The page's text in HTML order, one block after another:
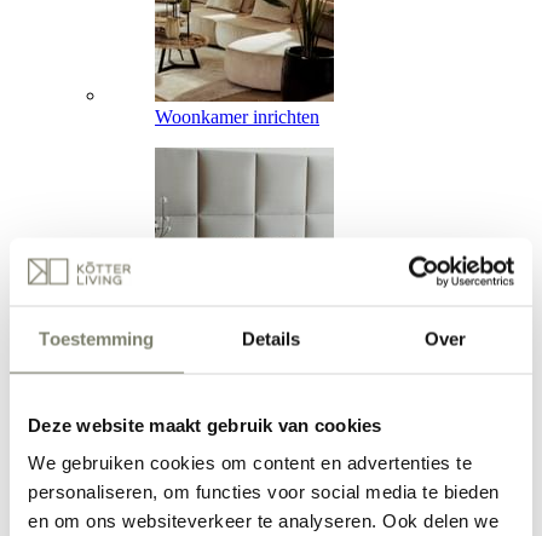
Toestemming Details Over
Deze website maakt gebruik van cookies
We gebruiken cookies om content en advertenties te
personaliseren, om functies voor social media te bieden
en om ons websiteverkeer te analyseren. Ook delen we
Woonkamer inrichten
Slaapkamer inrichten